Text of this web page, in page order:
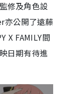
修及角色設
亦公開了遠藤
X FAMILY間
日期有待進